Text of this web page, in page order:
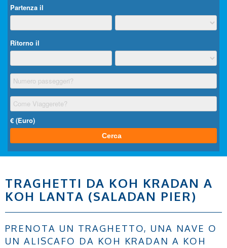
TRAGHETTI DA KOH KRADAN A
KOH LANTA (SALADAN PIER)
PRENOTA UN TRAGHETTO, UNA NAVE O
UN ALISCAFO DA KOH KRADAN A KOH